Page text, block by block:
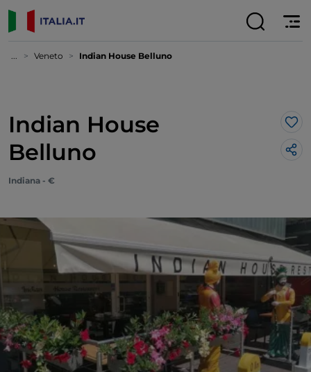
... Veneto Indian House Belluno
Indian House
Belluno
Indiana - €